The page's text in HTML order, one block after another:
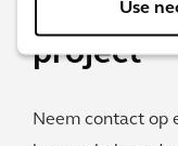
Use
Meer
project
Neem contact op